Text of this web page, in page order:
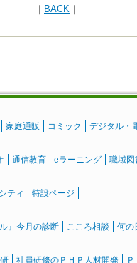
｜ BACK ｜
家庭通販 コミック デジタル・
通信教育 eラーニング 職域図
ティ 特設ページ
』今月の診断 こころ相談 何の
社員研修のＰＨＰ人材開発